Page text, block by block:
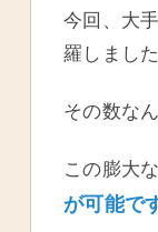
今回、大
羅しました
その数なん
この膨大
が可能で